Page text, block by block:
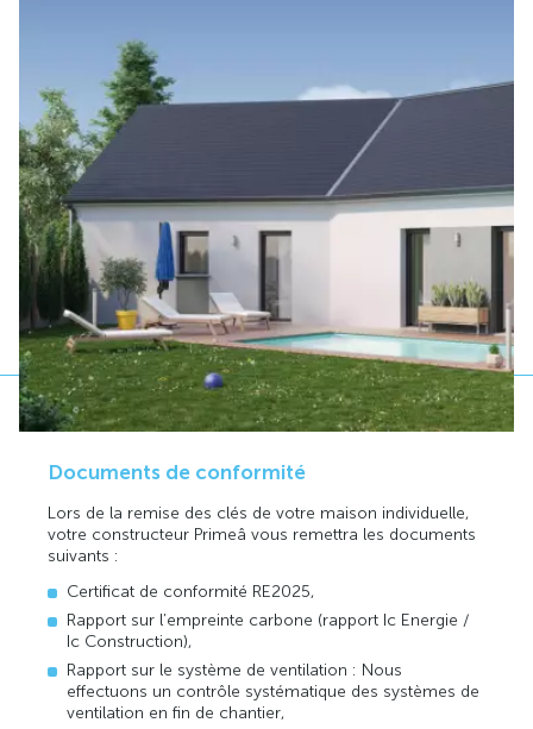
Documents de conformité
Lors de la remise des clés de votre maison individuelle,
votre constructeur Primeâ vous remettra les documents
suivants :
Certificat de conformité RE2025,
Rapport sur l’empreinte carbone (rapport Ic Energie /
Ic Construction),
Rapport sur le système de ventilation : Nous
effectuons un contrôle systématique des systèmes de
ventilation en fin de chantier,